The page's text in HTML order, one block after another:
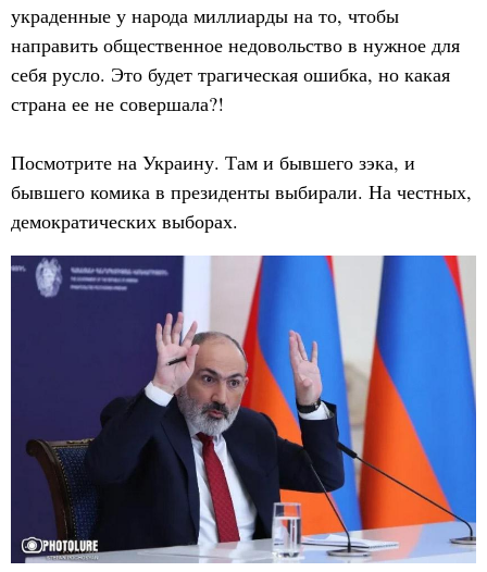
украденные у народа миллиарды на то, чтобы
направить общественное недовольство в нужное для
себя русло. Это будет трагическая ошибка, но какая
страна ее не совершала?!
Посмотрите на Украину. Там и бывшего зэка, и
бывшего комика в президенты выбирали. На честных,
демократических выборах.